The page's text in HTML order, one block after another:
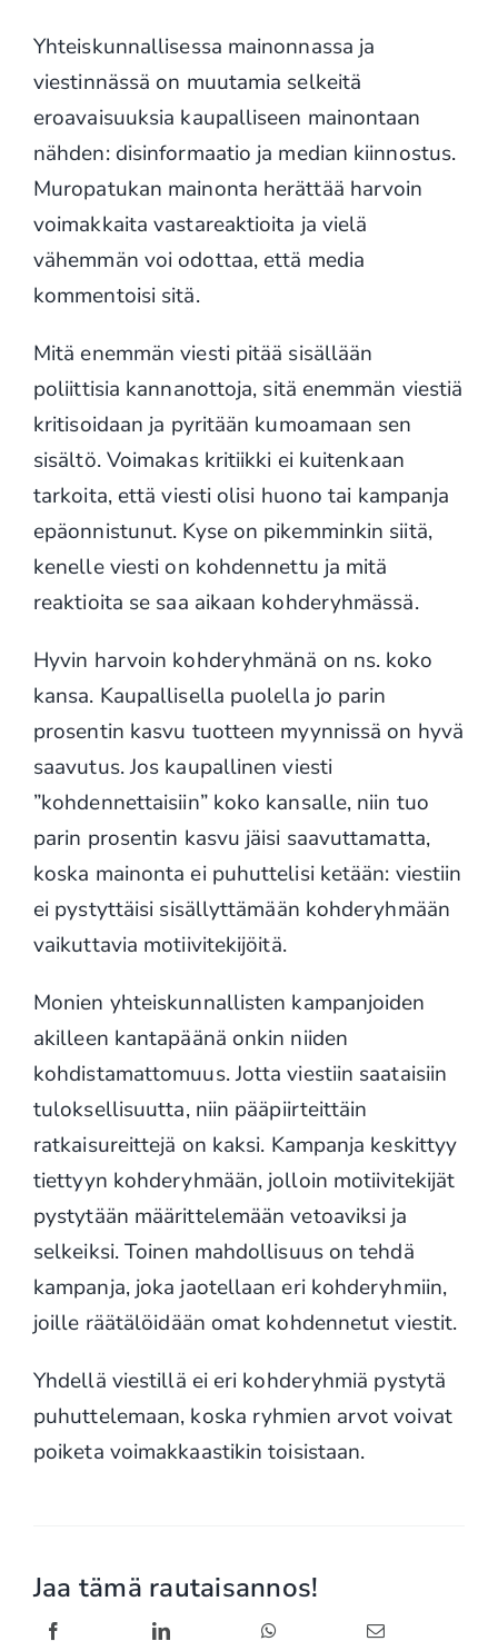
Yhteiskunnallisessa mainonnassa ja
viestinnässä on muutamia selkeitä
eroavaisuuksia kaupalliseen mainontaan
nähden: disinformaatio ja median kiinnostus.
Muropatukan mainonta herättää harvoin
voimakkaita vastareaktioita ja vielä
vähemmän voi odottaa, että media
kommentoisi sitä.
Mitä enemmän viesti pitää sisällään
poliittisia kannanottoja, sitä enemmän viestiä
kritisoidaan ja pyritään kumoamaan sen
sisältö. Voimakas kritiikki ei kuitenkaan
tarkoita, että viesti olisi huono tai kampanja
epäonnistunut. Kyse on pikemminkin siitä,
kenelle viesti on kohdennettu ja mitä
reaktioita se saa aikaan kohderyhmässä.
Hyvin harvoin kohderyhmänä on ns. koko
kansa. Kaupallisella puolella jo parin
prosentin kasvu tuotteen myynnissä on hyvä
saavutus. Jos kaupallinen viesti
”kohdennettaisiin” koko kansalle, niin tuo
parin prosentin kasvu jäisi saavuttamatta,
koska mainonta ei puhuttelisi ketään: viestiin
ei pystyttäisi sisällyttämään kohderyhmään
vaikuttavia motiivitekijöitä.
Monien yhteiskunnallisten kampanjoiden
akilleen kantapäänä onkin niiden
kohdistamattomuus. Jotta viestiin saataisiin
tuloksellisuutta, niin pääpiirteittäin
ratkaisureittejä on kaksi. Kampanja keskittyy
tiettyyn kohderyhmään, jolloin motiivitekijät
pystytään määrittelemään vetoaviksi ja
selkeiksi. Toinen mahdollisuus on tehdä
kampanja, joka jaotellaan eri kohderyhmiin,
joille räätälöidään omat kohdennetut viestit.
Yhdellä viestillä ei eri kohderyhmiä pystytä
puhuttelemaan, koska ryhmien arvot voivat
poiketa voimakkaastikin toisistaan.
Jaa tämä rautaisannos!